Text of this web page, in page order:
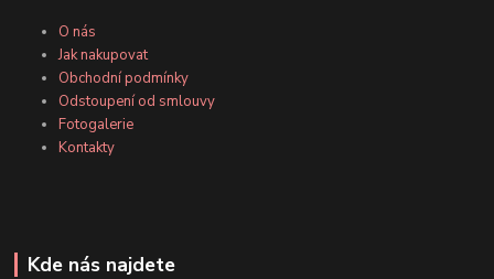
O nás
Jak nakupovat
Obchodní podmínky
Odstoupení od smlouvy
Fotogalerie
Kontakty
Kde nás najdete